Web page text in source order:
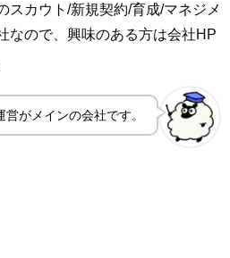
スカウト/新規契約/育成/マネジメ
なので、興味のある方は会社HP
営がメインの会社です。